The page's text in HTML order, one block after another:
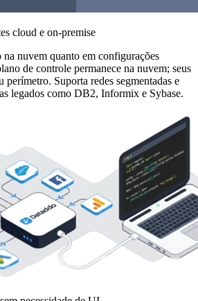
cloud e on-premise
nuvem quanto em configurações
de controle permanece na nuvem; seus
perímetro. Suporta redes segmentadas e
legados como DB2, Informix e Sybase.